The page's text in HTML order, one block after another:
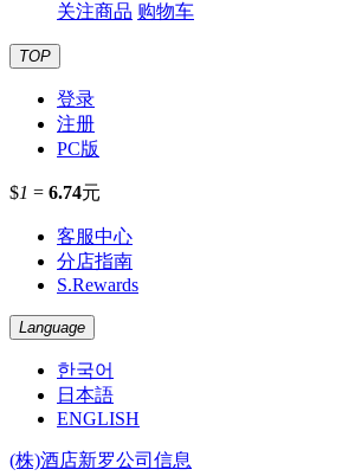
关注商品 购物车
TOP
登录
注册
PC版
$1 = 6.74元
客服中心
分店指南
S.Rewards
Language
한국어
日本語
ENGLISH
(株)酒店新罗公司信息